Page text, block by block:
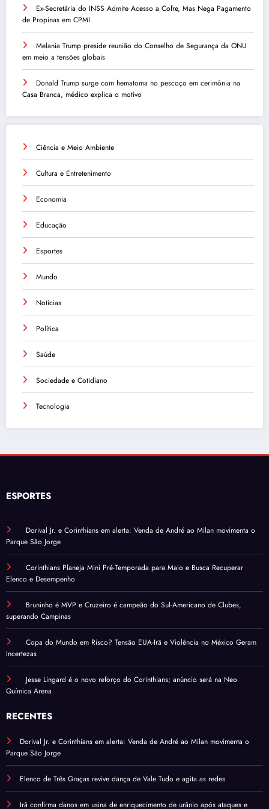
Ex-Secretária do INSS Admite Acesso a Cofre, Mas Nega Pagamento
de Propinas em CPMI
Melania Trump preside reunião do Conselho de Segurança da ONU
em meio a tensões globais
Donald Trump surge com hematoma no pescoço em cerimônia na
Casa Branca, médico explica o motivo
Ciência e Meio Ambiente
Cultura e Entretenimento
Economia
Educação
Esportes
Mundo
Notícias
Política
Saúde
Sociedade e Cotidiano
Tecnologia
ESPORTES
Dorival Jr. e Corinthians em alerta: Venda de André ao Milan movimenta o
Parque São Jorge
Corinthians Planeja Mini Pré-Temporada para Maio e Busca Recuperar
Elenco e Desempenho
Bruninho é MVP e Cruzeiro é campeão do Sul-Americano de Clubes,
superando Campinas
Copa do Mundo em Risco? Tensão EUA-Irã e Violência no México Geram
Incertezas
Jesse Lingard é o novo reforço do Corinthians; anúncio será na Neo
Química Arena
RECENTES
Dorival Jr. e Corinthians em alerta: Venda de André ao Milan movimenta o
Parque São Jorge
Elenco de Três Graças revive dança de Vale Tudo e agita as redes
Irã confirma danos em usina de enriquecimento de urânio após ataques e